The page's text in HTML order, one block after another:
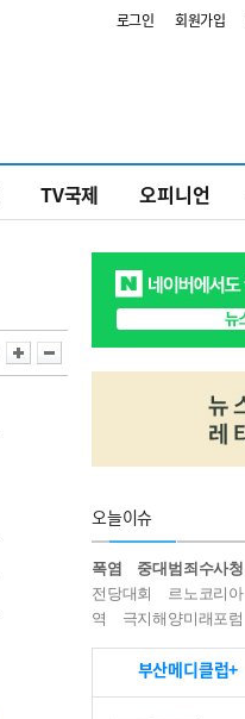
로그인 회원가입
TV국제 오피니언
오늘이슈
폭염 중대범죄수사청
전당대회
르노코리아
역
극지해양미래포럼
부산메디클럽+